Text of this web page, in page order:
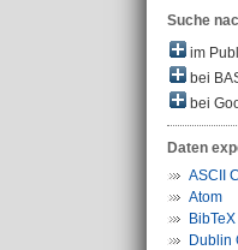
Suche
im
bei
bei
Daten
ASCII
Atom
BibTeX
Dublin